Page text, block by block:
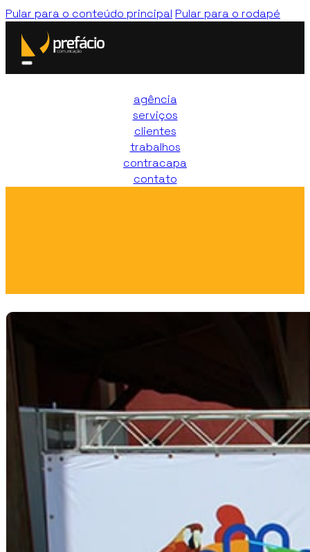
Pular para o conteúdo principal Pular para o rodapé
agência
serviços
clientes
trabalhos
contracapa
contato